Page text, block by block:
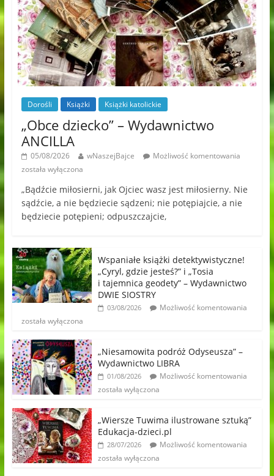
Dorośli Książki Książki katolickie
„Obce dziecko” – Wydawnictwo
ANCILLA
05/08/2026 wNaszejBajce
Możliwość komentowania
została wyłączona
„Bądźcie miłosierni, jak Ojciec wasz jest miłosierny. Nie
sądźcie, a nie będziecie sądzeni; nie potępiajcie, a nie
będziecie potępieni; odpuszczajcie,
Wspaniałe książki detektywistyczne!
„Cyryl, gdzie jesteś?” i „Tosia
i tajemnica geodety” – Wydawnictwo
DWIE SIOSTRY
03/08/2026
Możliwość komentowania
została wyłączona
„Niesamowita podróż Odyseusza” –
Wydawnictwo LIBRA
01/08/2026
Możliwość komentowania
została wyłączona
„Wiersze Tuwima ilustrowane sztuką”
Edukacja-dzieci.pl
28/07/2026
Możliwość komentowania
została wyłączona